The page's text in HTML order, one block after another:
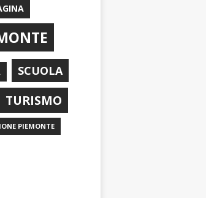
SCUOLA
TURISMO
PIEMONTE